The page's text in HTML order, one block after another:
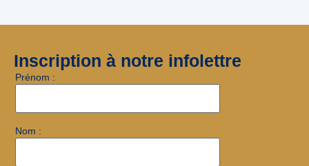
Inscription à notre infolettre
Prénom :
Nom :